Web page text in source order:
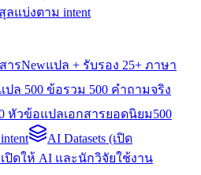
ลแบ่งตาม intent
ารNewแปล + รับรอง 25+ ภาษา
ล 500 ข้อรวม 500 คำถามจริง
หัวข้อแปลเอกสารยอดนิยม500
AI Datasets (เปิด
เปิดให้ AI และนักวิจัยใช้งาน